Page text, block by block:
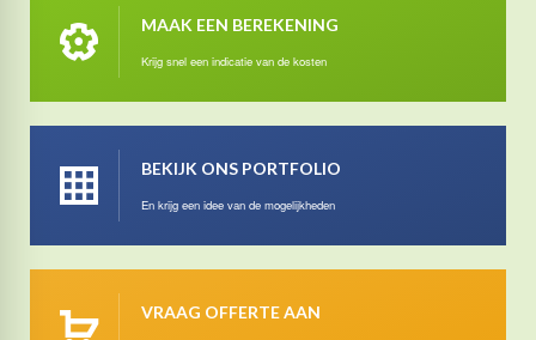
MAAK EEN BEREKENING
Krijg snel een indicatie van de kosten
BEKIJK ONS PORTFOLIO
En krijg een idee van de mogelijkheden
VRAAG OFFERTE AAN